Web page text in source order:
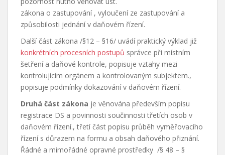
zákona o zastupování , vyloučení ze zastupování a
způsobilosti jednání v daňovém řízení.
Další část zákona /§12 – §16/ uvádí praktický výklad již
konkrétních procesních postupů správce při místním
šetření a daňové kontrole, popisuje vztahy mezi
kontrolujícím orgánem a kontrolovaným subjektem.,
popisuje podmínky dokazování v daňovém řízení.
Druhá část zákona je věnována především popisu
registrace DS a povinnosti součinnosti třetích osob v
daňovém řízení., třetí část popisu průběh vyměřovacího
řízení s důrazem na formu a obsah daňového přiznání.
Řádné a mimořádné opravné prostředky /§ 48 – §